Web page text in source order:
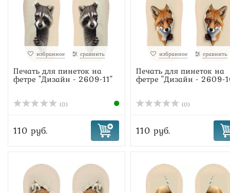
избранное сравнить
Печать для пинеток на
фетре "Дизайн - 2609-11"
(0)
110 руб.
избранное сравнить
Печать для пинеток на
фетре "Дизайн - 2609-
(0)
110 руб.